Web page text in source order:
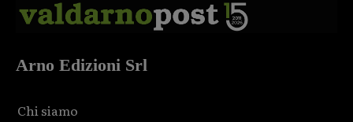
Arno Edizioni Srl
Chi siamo